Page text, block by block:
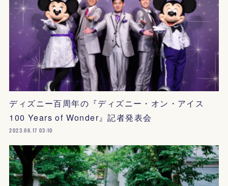
ディズニー百周年の『ディズニー・オン・アイス
100 Years of Wonder』記者発表会
2023.06.17 03:10